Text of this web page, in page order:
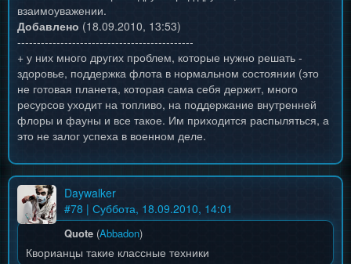
взаимоуважении.
Добавлено (18.09.2010, 13:53)
---------------------------------------------
+ у них много других проблем, которые нужно решать -
здоровье, поддержка флота в нормальном состоянии (это
не готовая планета, которая сама себя держит, много
ресурсов уходит на топливо, на поддержание внутренней
флоры и фауны и все такое. Им приходится распыляться, а
это не залог успеха в военном деле.
Daywalker
#78 | Суббота, 18.09.2010, 14:01
Quote (Abbadon)
Кворианцы такие классные техники